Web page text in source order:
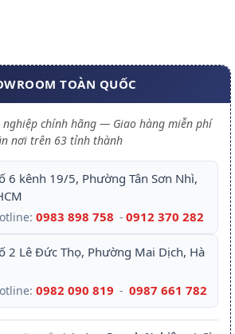
TOÀN QUỐC
nghiệp chính hãng — Giao hàng miễn phí
nơi trên 63 tỉnh thành
6 kênh 19/5, Phường Tân Sơn Nhì,
0983 898 758 - 0912 370 282
2 Lê Đức Thọ, Phường Mai Dịch, Hà
0982 090 819 - 0987 661 782